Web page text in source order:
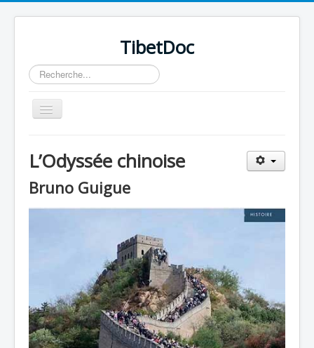
TibetDoc
Rechercher
Basculer
la
≡
L’Odyssée chinoise
Bruno Guigue